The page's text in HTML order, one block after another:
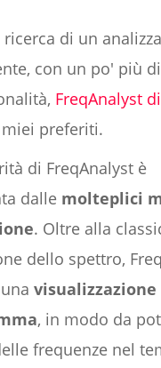
ricerca di un
con un po' più
FreqAnalyst
preferiti.
di FreqAnalyst è
dalle molteplici
. Oltre alla
dello spettro,
, in modo da
frequenze nel